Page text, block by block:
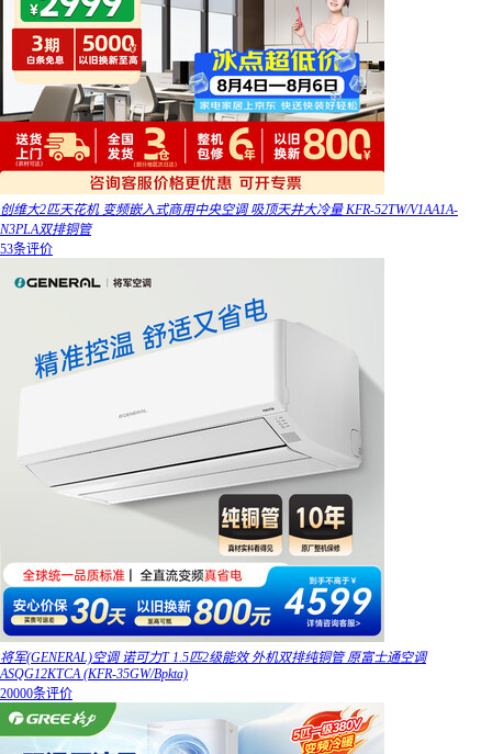
创维大2匹天花机 变频嵌入式商用中央空调 吸顶天井大冷量 KFR-52TW/V1AA1A-
N3PLA双排铜管
53条评价
将军(GENERAL)空调 诺可力T 1.5匹2级能效 外机双排纯铜管 原富士通空调
ASQG12KTCA (KFR-35GW/Bpkta)
20000条评价